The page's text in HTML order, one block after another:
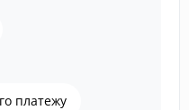
платежу